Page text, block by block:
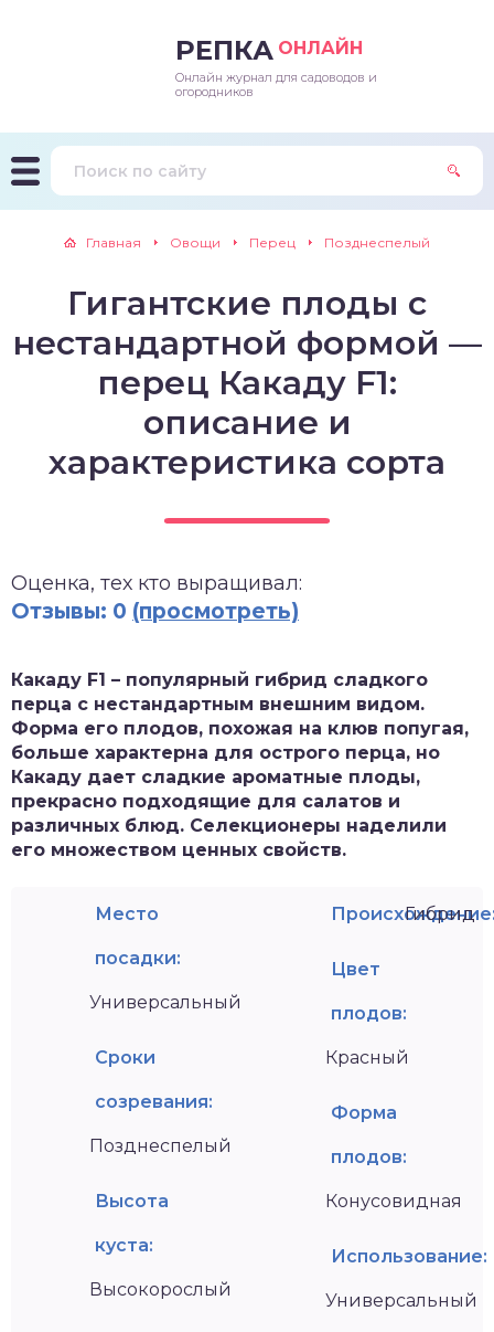
РЕПКА ОНЛАЙН
Онлайн журнал для садоводов и
огородников
Главная Овощи Перец Позднеспелый
Гигантские плоды с
нестандартной формой —
перец Какаду F1:
описание и
характеристика сорта
Оценка, тех кто выращивал:
Отзывы: 0 (просмотреть)
Какаду F1 – популярный гибрид сладкого
перца с нестандартным внешним видом.
Форма его плодов, похожая на клюв попугая,
больше характерна для острого перца, но
Какаду дает сладкие ароматные плоды,
прекрасно подходящие для салатов и
различных блюд. Селекционеры наделили
его множеством ценных свойств.
Место
посадки:
Универсальный
Сроки
созревания:
Позднеспелый
Высота
куста:
Высокорослый
Гибрид
Цвет
плодов:
Красный
Форма
плодов:
Конусовидная
Использование:
Универсальный
и подкормки